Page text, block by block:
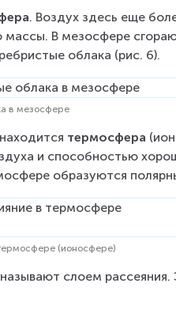
. Воздух здесь еще
массы. В мезосфере
облака (рис. 6).
в мезосфере
термосфера
и способностью
образуются
(ионосфере)
называют слоем